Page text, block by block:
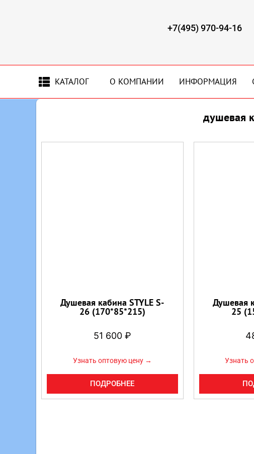
+7(495) 970-94-16
КАТАЛОГ О КОМПАНИИ ИНФОРМАЦИЯ
душевая
Душевая кабина STYLE S-
26 (170*85*215)
51 600 ₽
Узнать оптовую цену →
ПОДРОБНЕЕ
Душевая
25
Узнать